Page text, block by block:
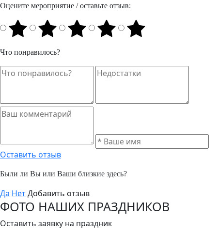
Оцените мероприятие / оставьте отзыв:
Что понравилось?
Оставить отзыв
Были ли Вы или Ваши близкие здесь?
Да НетДобавить отзыв
ФОТО НАШИХ ПРАЗДНИКОВ
Оставить заявку на праздник